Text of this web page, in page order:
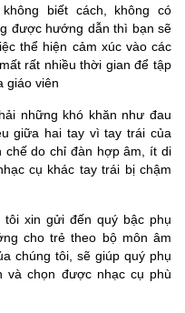
biết cách, không có
được hướng dẫn thì bạn sẽ
thể hiện cảm xúc vào các
rất nhiều thời gian để tập
giáo viên
những khó khăn như đau
giữa hai tay vì tay trái của
do chỉ đàn hợp âm, ít di
cụ khác tay trái bị chậm
xin gửi đến quý bậc phụ
cho trẻ theo bộ môn âm
chúng tôi, sẽ giúp quý phụ
và chọn được nhạc cụ phù